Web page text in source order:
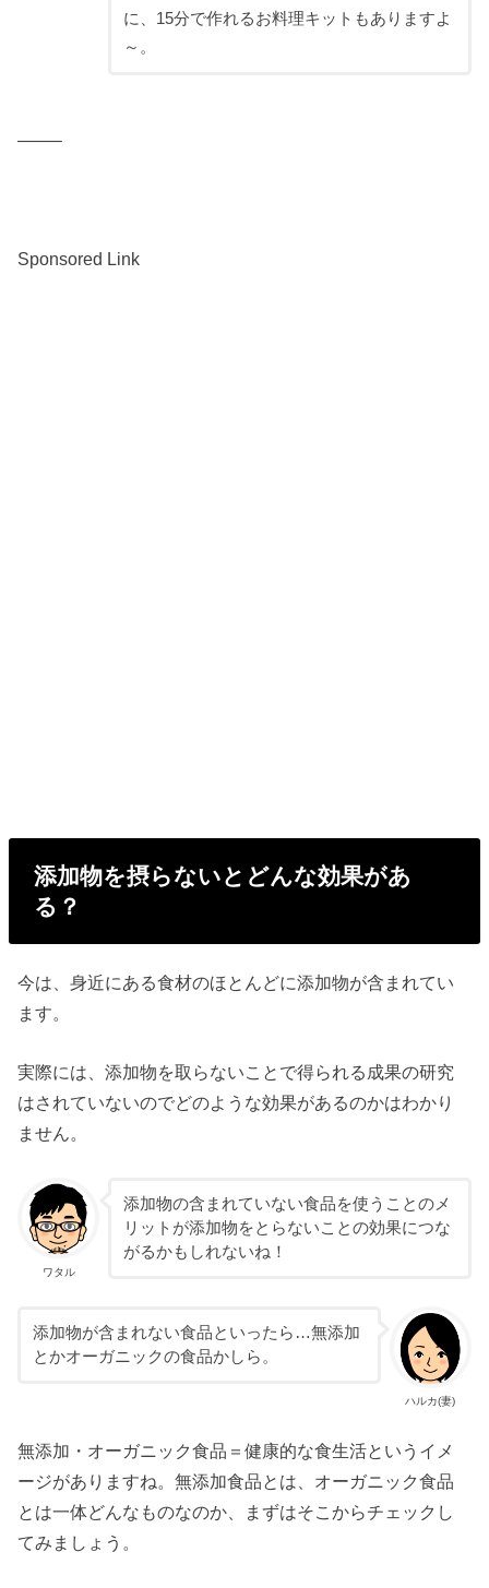
に、15分で作れるお料理キットもありますよ
～。
——–
Sponsored Link
添加物を摂らないとどんな効果があ
る？
今は、身近にある食材のほとんどに添加物が含まれてい
ます。
実際には、添加物を取らないことで得られる成果の研究
はされていないのでどのような効果があるのかはわかり
ません。
ワタル
添加物の含まれていない食品を使うことのメ
リットが添加物をとらないことの効果につな
がるかもしれないね！
ハルカ(妻)
添加物が含まれない食品といったら…無添加
とかオーガニックの食品かしら。
無添加・オーガニック食品＝健康的な食生活というイメ
ージがありますね。無添加食品とは、オーガニック食品
とは一体どんなものなのか、まずはそこからチェックし
てみましょう。